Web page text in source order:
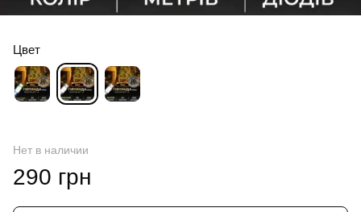
Цвет
Нет в наличии
290 грн